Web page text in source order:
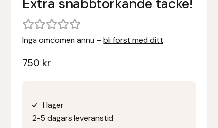
Extra snabbtorkande täcke!
Inga omdömen ännu –bli först med ditt
750 kr
I lager
2-5 dagars leveranstid
Väskor, bagar, påsar mm
Borstiq
Bucas
Casco
Charles Owen